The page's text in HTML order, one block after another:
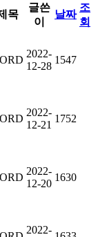
목
글쓴
이
날짜
조
회
2022-
12-28
1547
2022-
12-21
1752
2022-
12-20
1630
2022-